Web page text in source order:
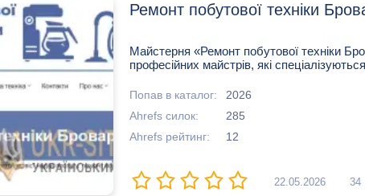
Ремонт побутової техніки
Майстерня «Ремонт побутової техніки
професійних майстрів, які
Попав в каталог:
2026
Ahrefs силок:
285
Ahrefs рейтинг:
12
22.05.2026 34